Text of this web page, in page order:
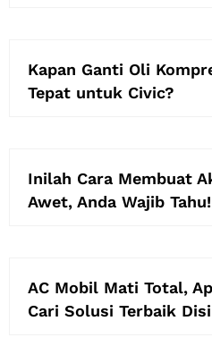
Kapan Ganti Oli
Tepat untuk Civic?
Inilah Cara Membuat
Awet, Anda Wajib Tahu!
AC Mobil Mati Total,
Cari Solusi Terbaik